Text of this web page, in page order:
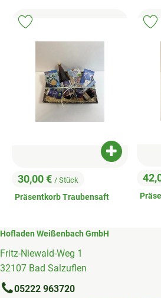
, Preis:
30,00 € / Stück
Präsentkorb Traubensaft
Produkt
,
Hofladen Weißenbach GmbH
Fritz-Niewald-Weg 1
32107 Bad Salzuflen
05222 963720